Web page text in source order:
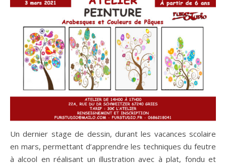
Un dernier stage de dessin, durant les vacances scolaire
en mars, permettant d’apprendre les techniques du feutre
à alcool en réalisant un illustration avec à plat, fondu et